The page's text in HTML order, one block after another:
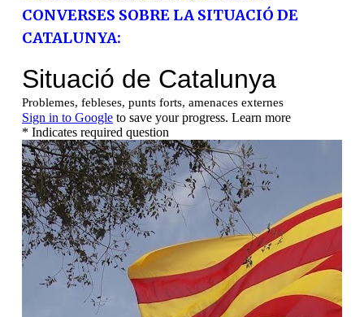
CONVERSES SOBRE LA SITUACIÓ DE
CATALUNYA: